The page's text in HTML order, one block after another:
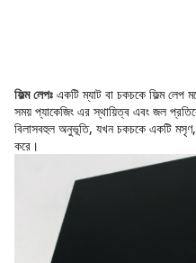
ফিল্ম লেপঃ একটি ম্যাট বা চকচকে ফিল্ম লেপ
সময় প্যাকেজিং এর স্থায়িত্ব এবং জল
বিলাসবহুল অনুভূতি, যখন চকচকে একটি
করে।